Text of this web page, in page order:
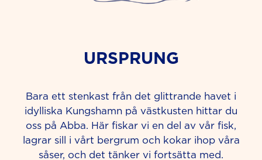
URSPRUNG
Bara ett stenkast från det glittrande havet i
idylliska Kungshamn på västkusten hittar du
oss på Abba. Här fiskar vi en del av vår fisk,
lagrar sill i vårt bergrum och kokar ihop våra
såser, och det tänker vi fortsätta med.